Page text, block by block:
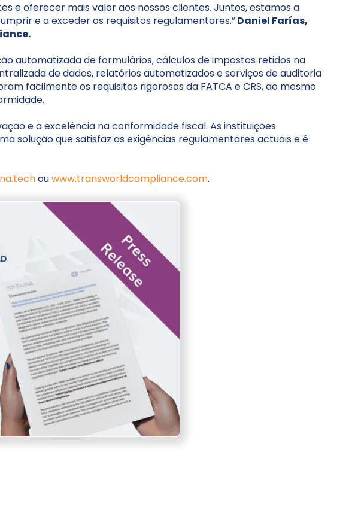
e oferecer mais valor aos nossos clientes. Juntos, estamos a
e a exceder os requisitos regulamentares.”Daniel Farías,
automatizada de formulários, cálculos de impostos retidos na
de dados, relatórios automatizados e serviços de auditoria
facilmente os requisitos rigorosos da FATCA e CRS, ao mesmo
e a excelência na conformidade fiscal. As instituições
solução que satisfaz as exigências regulamentares actuais e é
ouwww.transworldcompliance.com.